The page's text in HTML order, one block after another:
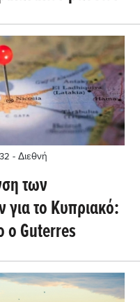
- Διεθνή
των
για το Κυπριακό:
ο Guterres